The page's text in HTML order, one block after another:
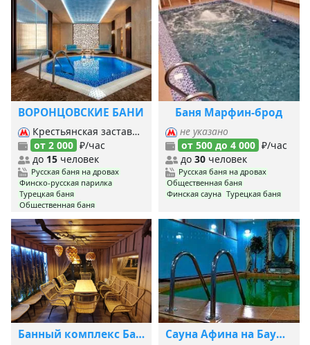
ВОРОНЦОВСКИЕ БАНИ
Крестьянская застава, Марксистская, Пролетарская, Таганская (Кольцевая), Таганская (Таг.-Краснопр.),
от 2 000 ₽/час
до 15 человек
Русская баня на дровах
Финско-русская парилка
Турецкая баня
Общественная баня
Баня Марфин-брод
не указано
от 500 до 4 000 ₽/час
до 30человек
Русская баня на дровах
Общественная баня
Финская сауна Турецкая баня
Банный комплекс Банникум Сауна Афина на Бауманской